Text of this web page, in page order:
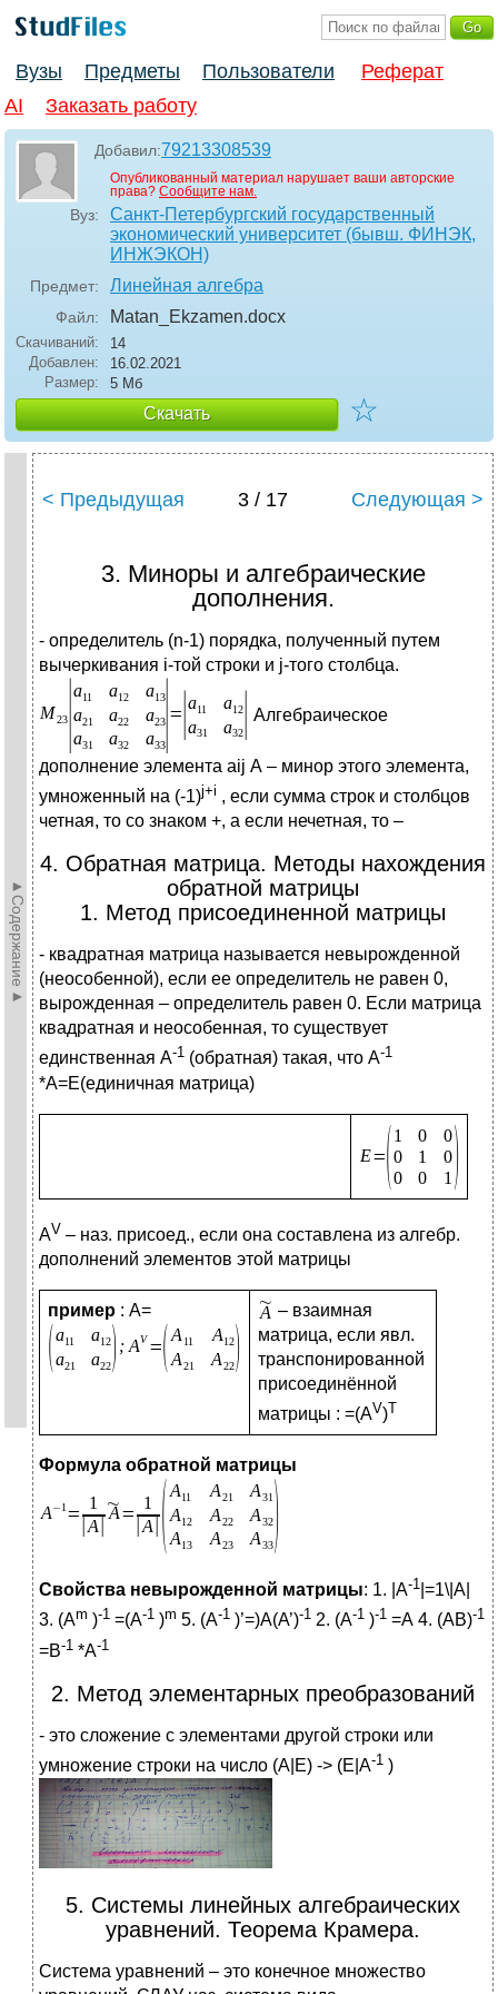
Вузы Предметы Пользователи
Реферат
AI
Заказать работу
Добавил:79213308539
Опубликованный материал нарушает ваши авторские
права? Сообщите нам.
Вуз:
Санкт-Петербургский государственный
экономический университет (бывш. ФИНЭК,
ИНЖЭКОН)
Предмет: Линейная алгебра
Файл: Matan_Ekzamen.docx
Скачиваний:
14
Добавлен:
16.02.2021
Размер:
5 Мб
Скачать ☆
►Содержание►
< Предыдущая 3 / 17 Следующая >
3. Миноры и алгебраические
дополнения.
- определитель (n-1) порядка, полученный путем
вычеркивания i-той строки и j-того столбца.
Алгебраическое
дополнение элемента аij А – минор этого элемента,
умноженный на (-1)j+i , если сумма строк и столбцов
четная, то со знаком +, а если нечетная, то –
4. Обратная матрица. Методы нахождения
обратной матрицы
1. Метод присоединенной матрицы
- квадратная матрица называется невырожденной
(неособенной), если ее определитель не равен 0,
вырожденная – определитель равен 0. Если матрица
квадратная и неособенная, то существует
единственная А-1 (обратная) такая, что А-1
*А=Е(единичная матрица)
AV – наз. присоед., если она составлена из алгебр.
дополнений элементов этой матрицы
пример : A=
– взаимная
матрица, если явл.
транспонированной
присоединённой
матрицы : =(АV)T
Формула обратной матрицы
Свойства невырожденной матрицы: 1. |A-1 |=1\|A|
3. (Аm )-1 =(А-1 )m 5. (А-1 )’=)А(A’)-1 2. (А-1 )-1 =А 4. (АВ)-1
=В-1 *А-1
2. Метод элементарных преобразований
- это сложение с элементами другой строки или
умножение строки на число (А|E) -> (E|A-1 )
5. Системы линейных алгебраических
уравнений. Теорема Крамера.
Система уравнений – это конечное множество